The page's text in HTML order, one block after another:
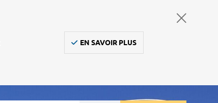
EN SAVOIR PLUS